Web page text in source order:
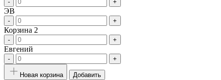
- +
ЭВ
- +
Корзина 2
- +
Евгений
- +
Новая корзина Добавить